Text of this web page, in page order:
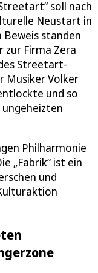
soll nach
Neustart in
standen
zur Firma Zera
Streetart-
Musiker Volker
und so
ungeheizten
Philharmonie
„Fabrik“ ist ein
und